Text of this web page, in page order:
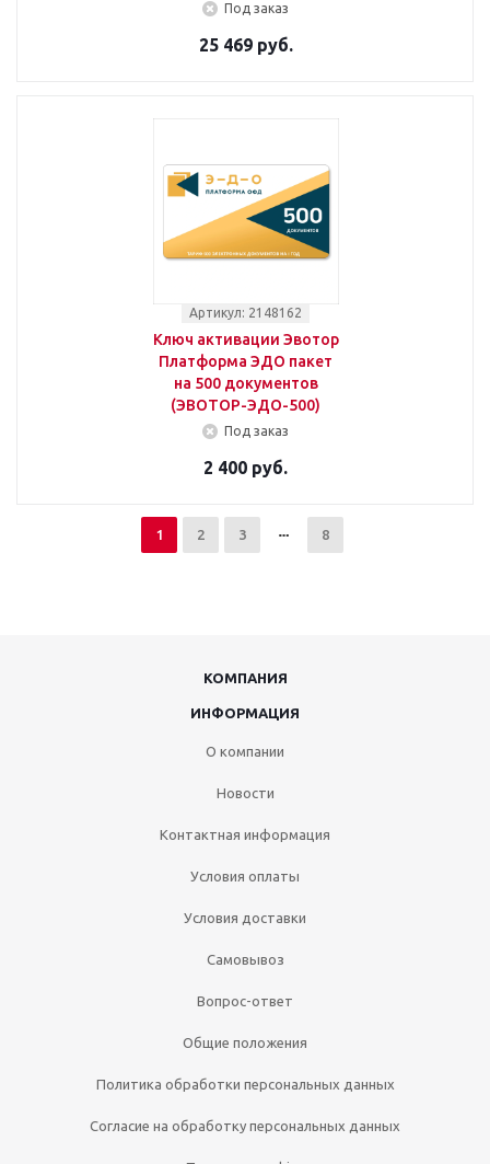
Под заказ
25 469 руб.
Артикул: 2148162
Ключ активации Эвотор
Платформа ЭДО пакет
на 500 документов
(ЭВОТОР-ЭДО-500)
Под заказ
2 400 руб.
1 2 3 8
КОМПАНИЯ
ИНФОРМАЦИЯ
О компании
Новости
Контактная информация
Условия оплаты
Условия доставки
Самовывоз
Вопрос-ответ
Общие положения
Политика обработки персональных данных
Согласие на обработку персональных данных